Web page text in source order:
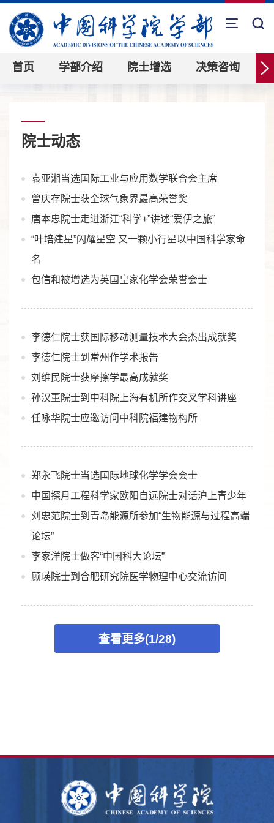
首页 学部介绍 院士增选 决策咨询
院士动态
袁亚湘当选国际工业与应用数学联合会主席
曾庆存院士获全球气象界最高荣誉奖
唐本忠院士走进浙江“科学+”讲述“爱伊之旅”
“叶培建星”闪耀星空 又一颗小行星以中国科学家命
名
包信和被增选为英国皇家化学会荣誉会士
李德仁院士获国际移动测量技术大会杰出成就奖
李德仁院士到常州作学术报告
刘维民院士获摩擦学最高成就奖
孙汉董院士到中科院上海有机所作交叉学科讲座
任咏华院士应邀访问中科院福建物构所
郑永飞院士当选国际地球化学学会会士
中国探月工程科学家欧阳自远院士对话沪上青少年
刘忠范院士到青岛能源所参加“生物能源与过程高端
论坛”
李家洋院士做客“中国科大论坛”
顾瑛院士到合肥研究院医学物理中心交流访问
查看更多(1/28)